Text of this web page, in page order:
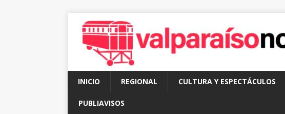
INICIO REGIONAL CULTURA Y ESPECTÁCULOS
PUBLIAVISOS